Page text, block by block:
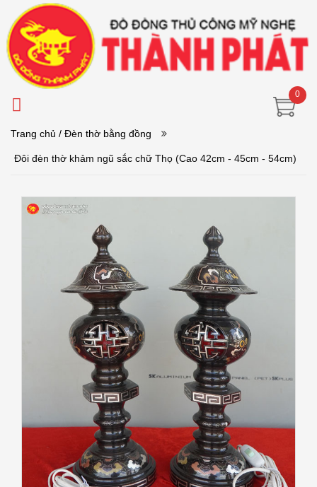
0
Trang chủ / Đèn thờ bằng đồng
Đôi đèn thờ khảm ngũ sắc chữ Thọ (Cao 42cm - 45cm - 54cm)